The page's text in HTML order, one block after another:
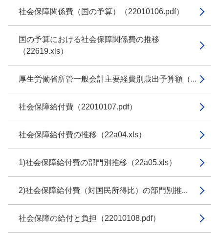
社会保障関係費（国の予算）（22010106.pdf）
国の予算における社会保障関係費の推移
（22619.xls）
厚生労働省所管一般会計主要経費別歳出予算額（...
社会保障給付費（22010107.pdf）
社会保障給付費の推移（22a04.xls）
1)社会保障給付費の部門別推移（22a05.xls）
2)社会保障給付費（対国民所得比）の部門別推...
社会保障の給付と負担（22010108.pdf）